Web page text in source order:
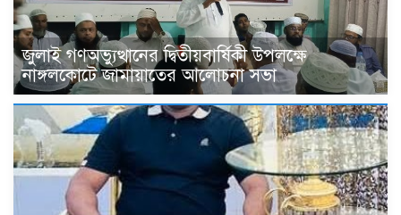
জুলাই গণঅভ্যুত্থানের দ্বিতীয়বার্ষিকী উপলক্ষে
নাঙ্গলকোটে জামায়াতের আলোচনা সভা